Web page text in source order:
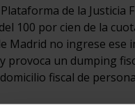
de la Justicia
100 por cien de la
Madrid no ingrese
provoca un dumping
fiscal de